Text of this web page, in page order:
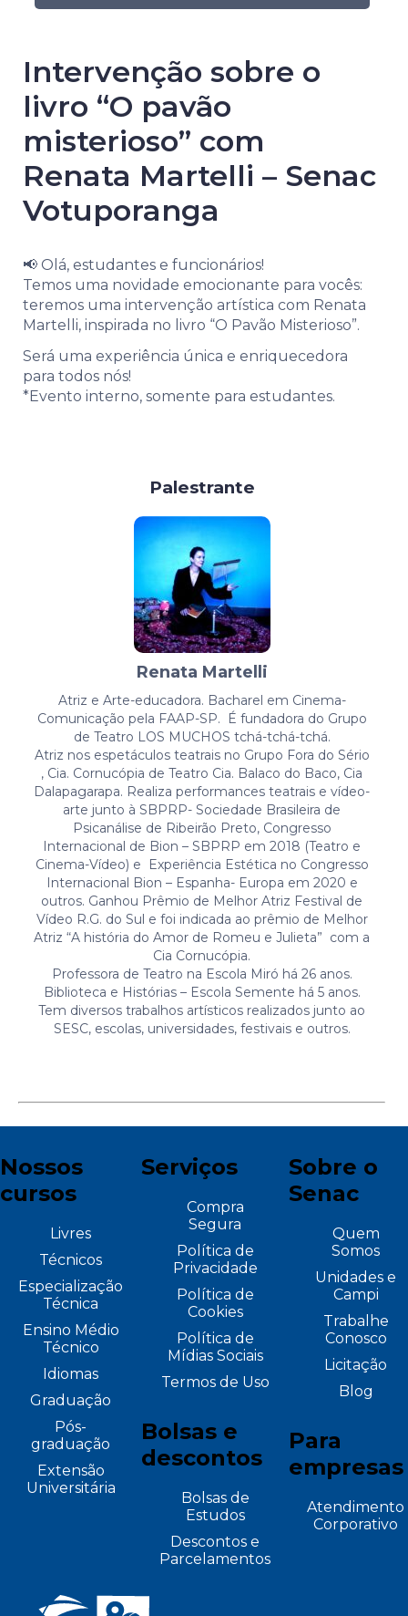
Intervenção sobre o
livro “O pavão
misterioso” com
Renata Martelli – Senac
Votuporanga
📢 Olá, estudantes e funcionários!
Temos uma novidade emocionante para vocês:
teremos uma intervenção artística com Renata
Martelli, inspirada no livro “O Pavão Misterioso”.
Será uma experiência única e enriquecedora
para todos nós!
*Evento interno, somente para estudantes.
Palestrante
Renata Martelli
Atriz e Arte-educadora. Bacharel em Cinema-
Comunicação pela FAAP-SP. É fundadora do Grupo
de Teatro LOS MUCHOS tchá-tchá-tchá.
Atriz nos espetáculos teatrais no Grupo Fora do Sério
, Cia. Cornucópia de Teatro Cia. Balaco do Baco, Cia
Dalapagarapa. Realiza performances teatrais e vídeo-
arte junto à SBPRP- Sociedade Brasileira de
Psicanálise de Ribeirão Preto, Congresso
Internacional de Bion – SBPRP em 2018 (Teatro e
Cinema-Vídeo) e Experiência Estética no Congresso
Internacional Bion – Espanha- Europa em 2020 e
outros. Ganhou Prêmio de Melhor Atriz Festival de
Vídeo R.G. do Sul e foi indicada ao prêmio de Melhor
Atriz “A história do Amor de Romeu e Julieta” com a
Cia Cornucópia.
Professora de Teatro na Escola Miró há 26 anos.
Biblioteca e Histórias – Escola Semente há 5 anos.
Tem diversos trabalhos artísticos realizados junto ao
SESC, escolas, universidades, festivais e outros.
Nossos
cursos
Livres
Técnicos
Especialização
Técnica
Ensino Médio
Técnico
Idiomas
Graduação
Pós-
graduação
Extensão
Universitária
Serviços
Compra
Segura
Política de
Privacidade
Política de
Cookies
Política de
Mídias Sociais
Termos de Uso
Bolsas e
descontos
Bolsas de
Estudos
Descontos e
Parcelamentos
Sobre o
Senac
Quem
Somos
Unidades e
Campi
Trabalhe
Conosco
Licitação
Blog
Para
empresas
Atendimento
Corporativo